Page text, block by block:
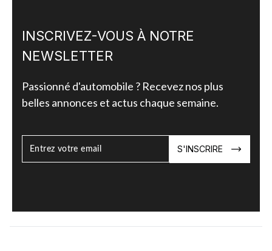
INSCRIVEZ-VOUS À NOTRE
NEWSLETTER
Passionné d'automobile ? Recevez nos plus
belles annonces et actus chaque semaine.
S'INSCRIRE